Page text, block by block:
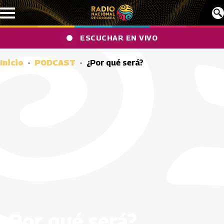
Pasar al contenido principal
ESCUCHAR EN VIVO
Inicio PODCAST ¿Por qué será?